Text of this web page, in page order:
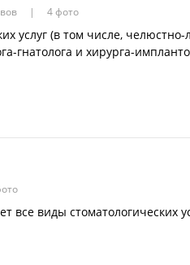
4 фото
услуг (в том числе,
гнатолога и хирурга-
все виды стоматологических